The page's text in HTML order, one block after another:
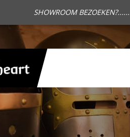
SHOWROOM